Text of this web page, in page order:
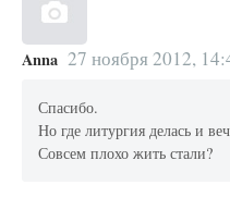
Anna 27 ноября 2012,
Спасибо.
Но где литургия делась и
Совсем плохо жить стали?